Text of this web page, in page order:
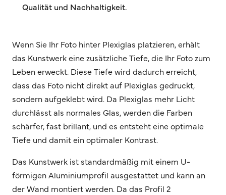
Qualität und Nachhaltigkeit.
Wenn Sie Ihr Foto hinter Plexiglas platzieren, erhält
das Kunstwerk eine zusätzliche Tiefe, die Ihr Foto zum
Leben erweckt. Diese Tiefe wird dadurch erreicht,
dass das Foto nicht direkt auf Plexiglas gedruckt,
sondern aufgeklebt wird. Da Plexiglas mehr Licht
durchlässt als normales Glas, werden die Farben
schärfer, fast brillant, und es entsteht eine optimale
Tiefe und damit ein optimaler Kontrast.
Das Kunstwerk ist standardmäßig mit einem U-
förmigen Aluminiumprofil ausgestattet und kann an
der Wand montiert werden. Da das Profil 2